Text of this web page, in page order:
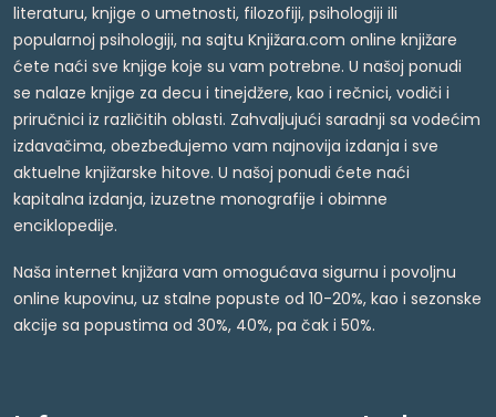
literaturu, knjige o umetnosti, filozofiji, psihologiji ili
popularnoj psihologiji, na sajtu Knjižara.com online knjižare
ćete naći sve knjige koje su vam potrebne. U našoj ponudi
se nalaze knjige za decu i tinejdžere, kao i rečnici, vodiči i
priručnici iz različitih oblasti. Zahvaljujući saradnji sa vodećim
izdavačima, obezbeđujemo vam najnovija izdanja i sve
aktuelne knjižarske hitove. U našoj ponudi ćete naći
kapitalna izdanja, izuzetne monografije i obimne
enciklopedije.
Naša internet knjižara vam omogućava sigurnu i povoljnu
online kupovinu, uz stalne popuste od 10-20%, kao i sezonske
akcije sa popustima od 30%, 40%, pa čak i 50%.